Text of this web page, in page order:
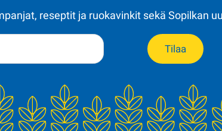
reseptit ja ruokavinkit sekä Sopilkan
Tilaa